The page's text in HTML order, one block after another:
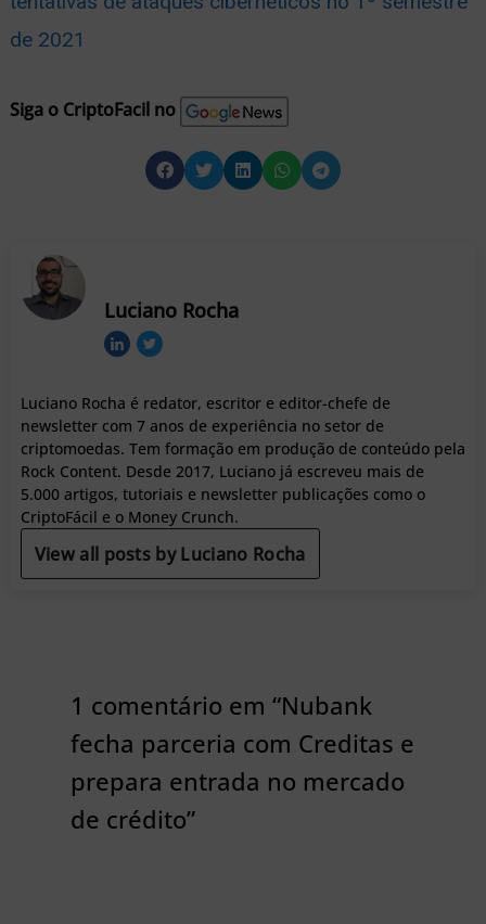
de 2021
Siga o CriptoFacil no
Luciano Rocha
Luciano Rocha é redator, escritor e editor-chefe de
newsletter com 7 anos de experiência no setor de
criptomoedas. Tem formação em produção de conteúdo pela
Rock Content. Desde 2017, Luciano já escreveu mais de
5.000 artigos, tutoriais e newsletter publicações como o
CriptoFácil e o Money Crunch.
View all posts by Luciano Rocha
1 comentário em “Nubank
fecha parceria com Creditas e
prepara entrada no mercado
de crédito”